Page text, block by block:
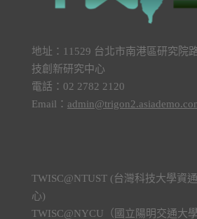
地址：11529 台北市南港區研究院
技創新研究中心
電話：02 2782 2120
Email：
TWISC@NTUST (台灣科技大學資
心)
TWISC@NYCU（國立陽明交通大